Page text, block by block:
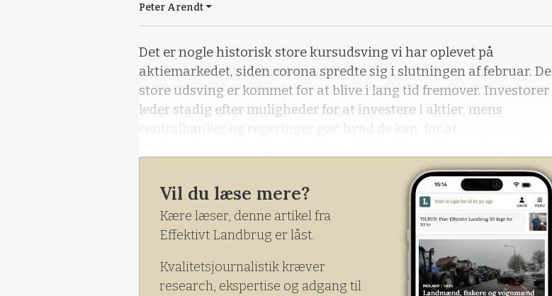
Peter Arendt
Det er nogle historisk store kursudsving vi har oplevet på
aktiemarkedet, siden corona spredte sig i slutningen af februar. De
store udsving er kommet for at blive i lang tid fremover. Investorer
leder stadig efter muligheder for at investere i aktier, mens
centralbanker og regeringer gør, hvad de kan, for at
som aldrig før, og vi befinder os på fremmed grund. Lande vil opleve
nedgang i deres br
Vil du læse mere?
Kære læser, denne artikel fra
Effektivt Landbrug er låst.
Kvalitetsjournalistik kræver
research, ekspertise og adgang til